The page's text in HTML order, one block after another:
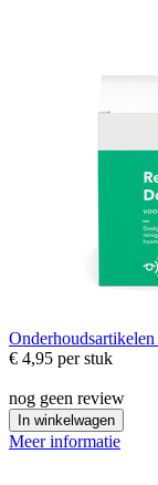
Onderhoudsartikelen
€ 4,95 per stuk
nog geen review
In winkelwagen
Meer informatie